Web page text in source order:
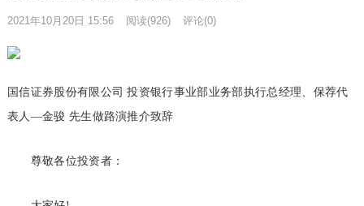
2021年10月20日 15:56 阅读(926) 评论(0)
国信证券股份有限公司 投资银行事业部业务部执行总经理、保荐代
表人—金骏 先生做路演推介致辞
尊敬各位投资者：